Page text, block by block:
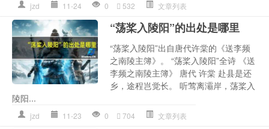
jzd 11-24 0 532 文章列表
“荡桨入陵阳”的出处是哪里
“荡桨入陵阳”出自唐代许棠的《送李频
之南陵主簿》。 “荡桨入陵阳”全诗 《送
李频之南陵主簿》 唐代 许棠 赴县是还
乡，途程岂觉长。 听莺离灞岸，荡桨入
陵阳...
jzd 11-23 0 704 文章列表